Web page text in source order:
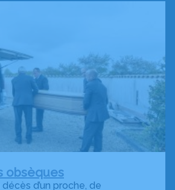
obsèques
d’un proche, de